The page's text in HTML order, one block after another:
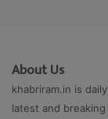
About Us
khabriram.in is
latest and